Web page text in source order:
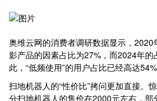
奥维云网的消费者调研数据显示，
影产品的因素占比为27%，而2024年的
此，“低频使用”的用户占比已经高达54%
扫地机器人的“性价比”拷问更加直接。
分扫地机器人的售价在2000元左右，